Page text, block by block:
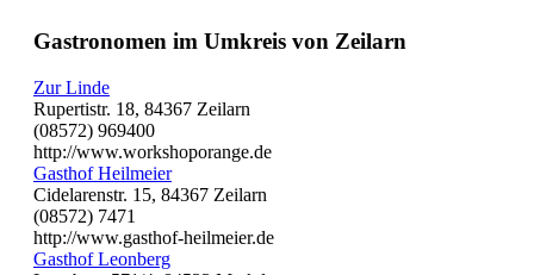
Gastronomen im Umkreis von Zeilarn
Zur Linde
Rupertistr. 18, 84367 Zeilarn
(08572) 969400
http://www.workshoporange.de
Gasthof Heilmeier
Cidelarenstr. 15, 84367 Zeilarn
(08572) 7471
http://www.gasthof-heilmeier.de
Gasthof Leonberg